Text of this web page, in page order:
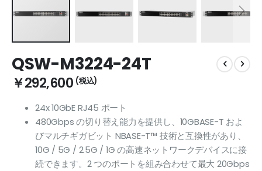
to
the
beginning
images
gallery
QSW-M3224-24T
￥292,600
24x 10GbE RJ45 ポート
480Gbps の切り替え能力を提供し、10GBASE-T およ
びマルチギガビット NBASE-T™ 技術と互換性があり、
10G / 5G / 2.5G / 1G の高速ネットワークデバイスに接
続できます。2 つのポートを組み合わせて最大 20Gbps